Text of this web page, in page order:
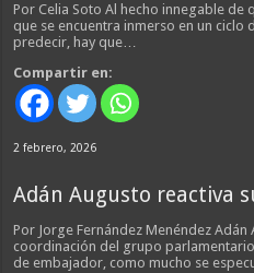
Por Celia Soto Al hecho innegable de
que se encuentra inmerso en un
predecir, hay que…
Compartir en:
2 febrero, 2026
Adán Augusto reactiva
Por Jorge Fernández Menéndez
coordinación del grupo
de embajador, como mucho se